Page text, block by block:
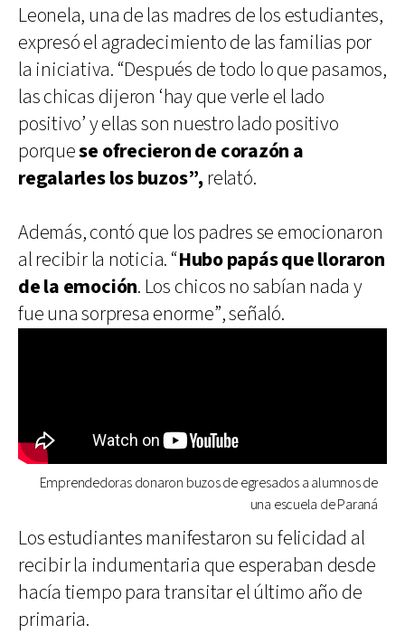
Leonela, una de las madres de los estudiantes,
expresó el agradecimiento de las familias por
la iniciativa. “Después de todo lo que pasamos,
las chicas dijeron ‘hay que verle el lado
positivo’ y ellas son nuestro lado positivo
porquese ofrecieron de corazón a
regalarles los buzos”,relató.
Además, contó que los padres se emocionaron
al recibir la noticia. “Hubo papás que lloraron
de la emoción. Los chicos no sabían nada y
fue una sorpresa enorme”, señaló.
Emprendedoras donaron buzos de egresados a alumnos de
una escuela de Paraná
Los estudiantes manifestaron su felicidad al
recibir la indumentaria que esperaban desde
hacía tiempo para transitar el último año de
primaria.